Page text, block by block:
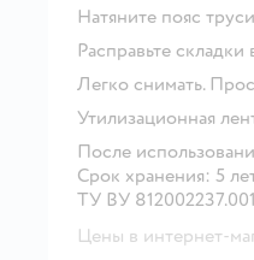
Натяните пояс
Расправьте
Легко снимать.
Утилизационная
После
Срок хранения: 5
ТУ ВУ
Цены в интернет-